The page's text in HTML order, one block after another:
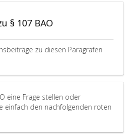
§ 107 BAO
zu diesen Paragrafen
eine Frage stellen oder
einfach den nachfolgenden roten